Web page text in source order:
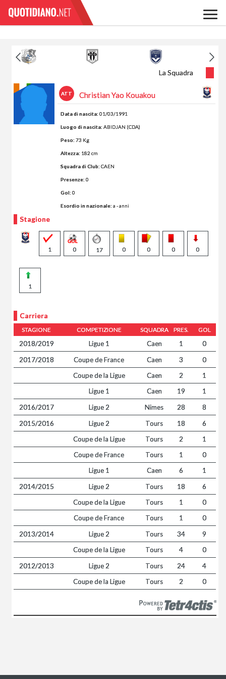
La Squadra
ATT Christian Yao Kouakou
Data di nascita: 01/03/1991
Luogo di nascita: ABIDJAN (CDA)
Peso: 73 Kg
Altezza: 182 cm
Squadra di Club: CAEN
Presenze: 0
Gol: 0
Esordio in nazionale: a - anni
Stagione
1 0 17 0 0 0 0
1
Carriera
STAGIONE COMPETIZIONE SQUADRA PRES. GOL
2018/2019 Ligue 1 Caen 1
0
2017/2018
Coupe de France Caen 3
0
Coupe de la Ligue
Caen 2
1
Ligue 1
Caen 19
1
2016/2017
Ligue 2 Nimes 28
8
2015/2016
Ligue 2 Tours 18
6
Coupe de la Ligue
Tours 2
1
Coupe de France
Tours 1
0
Ligue 1
Caen 6
1
2014/2015
Ligue 2 Tours 18
6
Coupe de la Ligue
Tours 1
0
Coupe de France
Tours 1
0
2013/2014
Ligue 2 Tours 34
9
Coupe de la Ligue
Tours 4
0
2012/2013
Ligue 2 Tours 24
4
Coupe de la Ligue
Tours 2 0